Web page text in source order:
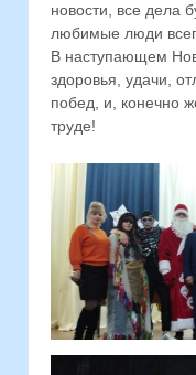
новости, все дела
любимые люди
В наступающем
здоровья, удачи,
побед, и, конечно
труде!